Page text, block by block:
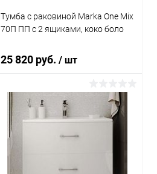
Тумба с раковиной Marka One Mix
70П ПП с 2 ящиками, коко боло
25 820 руб./ шт
В корзину